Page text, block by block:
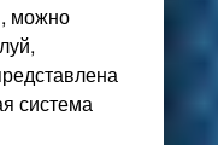
можно
система